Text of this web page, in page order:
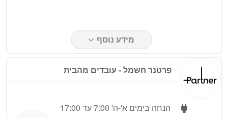
מידע נוסף
פרטנר חשמל ‏- ‏עובדים מהבית
הנחה בימים א'-ה' 7:00 עד 17:00